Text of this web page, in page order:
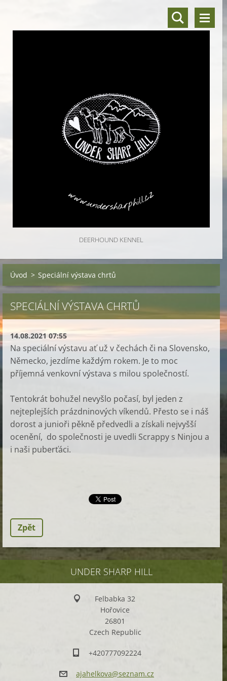
DEERHOUND KENNEL
Úvod > Speciální výstava chrtů
SPECIÁLNÍ VÝSTAVA CHRTŮ
14.08.2021 07:55
Na speciální výstavu ať už v čechách či na Slovensko,
Německo, jezdíme každým rokem. Je to moc
příjemná venkovní výstava s milou společností.
Tentokrát bohužel nevyšlo počasí, byl jeden z
nejteplejších prázdninových víkendů. Přesto se i náš
dorost a junioři pěkně předvedli a získali nejvyšší
ocenění, do společnosti je uvedli Scrappy s Ninjou a
i naši puberťáci.
Zpět
UNDER SHARP HILL
Felbabka 32
Hořovice
26801
Czech Republic
+420777092224
ajahelkova@seznam.cz